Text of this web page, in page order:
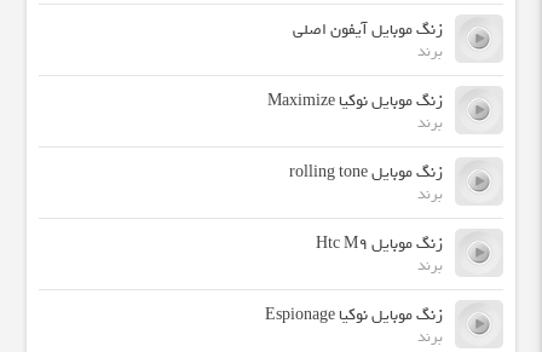
زنگ موبایل آیفون اصلی
برند
زنگ موبایل نوکیا Maximize
برند
زنگ موبایل rolling tone
برند
زنگ موبایل Htc M9
برند
زنگ موبایل نوکیا Espionage
برند